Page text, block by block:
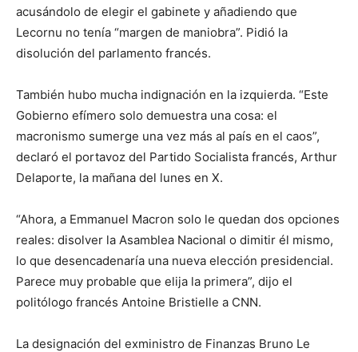
acusándolo de elegir el gabinete y añadiendo que
Lecornu no tenía “margen de maniobra”. Pidió la
disolución del parlamento francés.
También hubo mucha indignación en la izquierda. “Este
Gobierno efímero solo demuestra una cosa: el
macronismo sumerge una vez más al país en el caos”,
declaró el portavoz del Partido Socialista francés, Arthur
Delaporte, la mañana del lunes en X.
“Ahora, a Emmanuel Macron solo le quedan dos opciones
reales: disolver la Asamblea Nacional o dimitir él mismo,
lo que desencadenaría una nueva elección presidencial.
Parece muy probable que elija la primera”, dijo el
politólogo francés Antoine Bristielle a CNN.
La designación del exministro de Finanzas Bruno Le